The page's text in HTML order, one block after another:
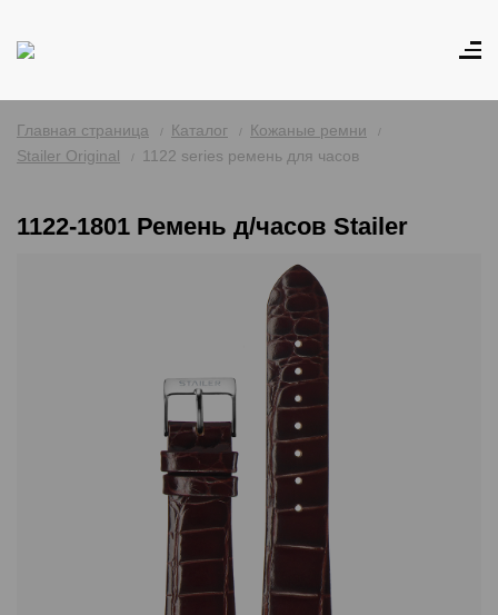
Главная страница Каталог
Кожаные ремни
Stailer Original
1122 series ремень для часов
1122-1801 Ремень д/часов Stailer